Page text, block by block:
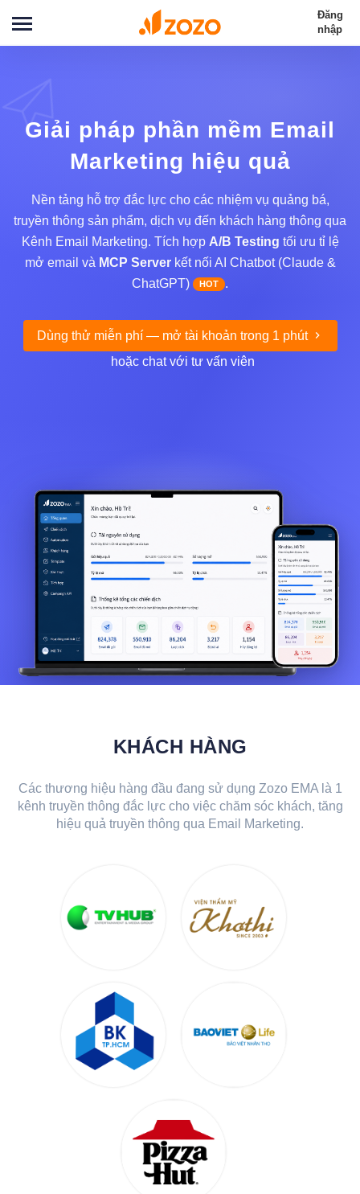
Đăng
nhập
Giải pháp phần mềm Email
Marketing hiệu quả
Nền tảng hỗ trợ đắc lực cho các nhiệm vụ quảng bá,
truyền thông sản phẩm, dịch vụ đến khách hàng thông qua
Kênh Email Marketing. Tích hợp A/B Testing tối ưu tỉ lệ
mở email và MCP Serverkết nối AI Chatbot (Claude &
ChatGPT)
HOT .
Dùng thử miễn phí — mở tài khoản trong 1 phút
hoặc chat với tư vấn viên
KHÁCH HÀNG
Các thương hiệu hàng đầu đang sử dụng Zozo EMA là 1
kênh truyền thông đắc lực cho việc chăm sóc khách, tăng
hiệu quả truyền thông qua Email Marketing.